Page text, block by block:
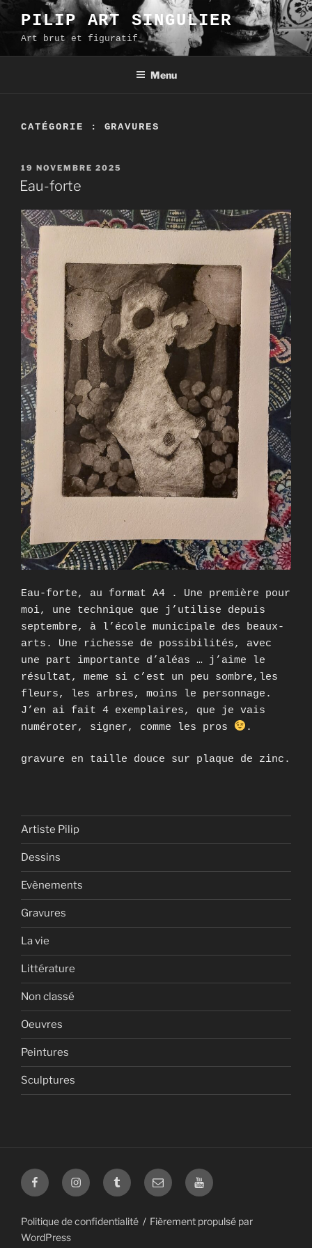
Aller
contenu
principal
PILIP ART SINGULIER
Art brut et figuratif
Menu
CATÉGORIE : GRAVURES
PUBLIÉ
LE
19 NOVEMBRE 2025
Eau-forte
Eau-forte, au format A4 . Une première pour
moi, une technique que j’utilise depuis
septembre, à l’école municipale des beaux-
arts. Une richesse de possibilités, avec
une part importante d’aléas … j’aime le
résultat, meme si c’est un peu sombre,les
fleurs, les arbres, moins le personnage.
J’en ai fait 4 exemplaires, que je vais
numéroter, signer, comme les pros
.
gravure en taille douce sur plaque de zinc.
Artiste Pilip
Dessins
Evènements
Gravures
La vie
Littérature
Non classé
Oeuvres
Peintures
Sculptures
FacebookInstagramTumblr mail Youtube
Politique de confidentialité
Fièrement propulsé par
WordPress